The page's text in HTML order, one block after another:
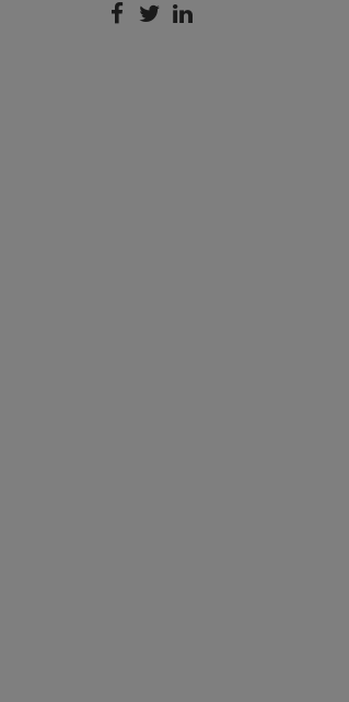
  